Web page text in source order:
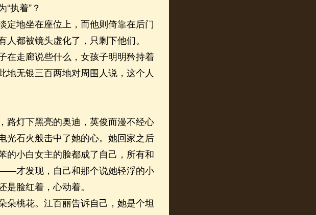
执着”？
地坐在座位上，而他则倚靠在后门
都被镜头虚化了，只剩下他们。
走廊说些什么，女孩子明明矜持着
地无银三百两地对周围人说，这个人
灯下黑亮的奥迪，英俊而漫不经心
光石火般击中了她的心。她回家之后
的小白女主的脸都成了自己，所有和
才发现，自己和那个说她轻浮的小
脸红着，心动着。
桃花。江百丽告诉自己，她是个坦